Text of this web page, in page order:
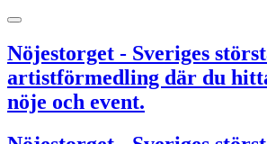
Nöjestorget - Sveriges
artistförmedling där du
nöje och event.